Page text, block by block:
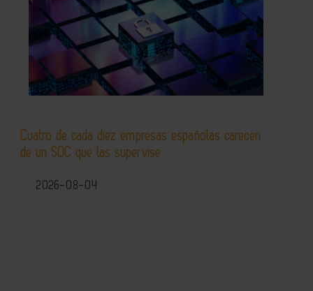
Cuatro de cada diez empresas españolas carecen
de un SOC que las supervise
2026-08-04